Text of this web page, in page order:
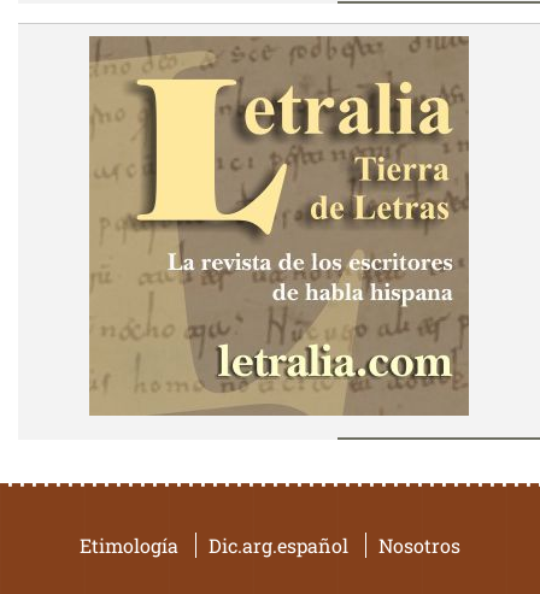
Etimología Dic.arg.español Nosotros